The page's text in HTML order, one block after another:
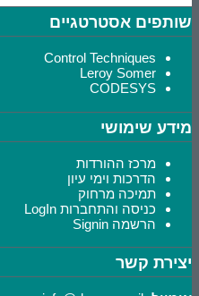
שותפים אסטרטגיים
Control Techniques
Leroy Somer
CODESYS
מידע שימושי
מרכז ההורדות
הדרכות וימי עיון
תמיכה מרחוק
כניסה והתחברות LogIn
הרשמה Signin
יצירת קשר